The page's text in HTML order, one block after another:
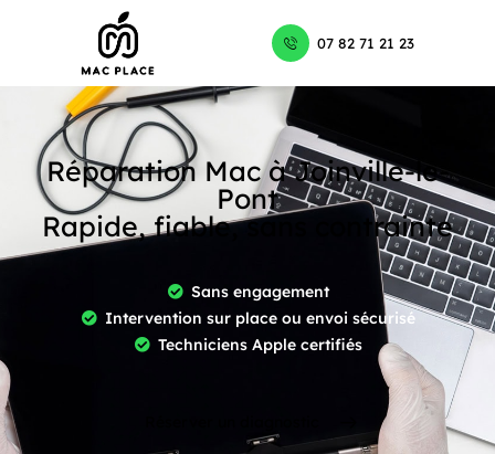
07 82 71 21 23
Réparation Mac à Joinville-le-
Pont
Rapide, fiable, sans contrainte
Sans engagement
Intervention sur place ou envoi sécurisé
Techniciens Apple certifiés